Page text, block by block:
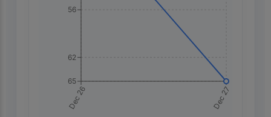
Dec 26 Dec 27
56
62
65